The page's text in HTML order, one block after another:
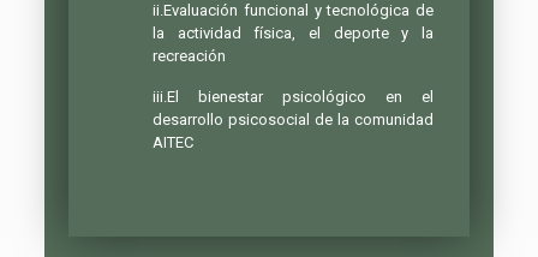
ii.Evaluación funcional y tecnológica de
la actividad física, el deporte y la
recreación
iii.El bienestar psicológico en el
desarrollo psicosocial de la comunidad
AITEC